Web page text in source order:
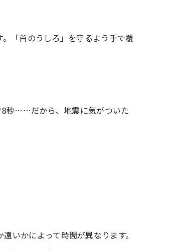
「首のうしろ」を守るよう手で覆
8秒……だから、地震に気がついた
いかによって時間が異なります。